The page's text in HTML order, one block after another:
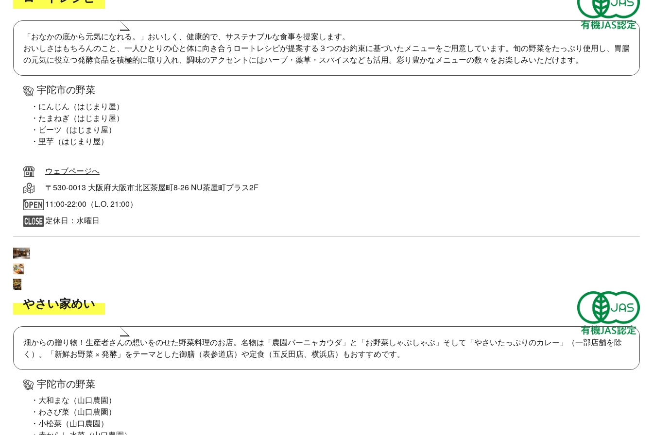
「おなかの底から元気になれる。」おいしく、健康的で、サステナブルな食事を提案します。
おいしさはもちろんのこと、一人ひとりの心と体に向き合うロートレシピが提案する３つのお約束に基づいたメニューをご用意しています。旬の野菜をたっぷり使用し、胃腸
の元気に役立つ発酵食品を積極的に取り入れ、調味のアクセントにはハーブ・薬草・スパイスなども活用。彩り豊かなメニューの数々をお楽しみいただけます。
宇陀市の野菜
・にんじん（はじまり屋）
・たまねぎ（はじまり屋）
・ビーツ（はじまり屋）
・里芋（はじまり屋）
ウェブページへ
〒530-0013 大阪府大阪市北区茶屋町8-26 NU茶屋町プラス2F
11:00-22:00（L.O. 21:00）
定休日：水曜日
やさい家めい
畑からの贈り物！生産者さんの想いをのせた野菜料理のお店。名物は「農園バーニャカウダ」と「お野菜しゃぶしゃぶ」そして「やさいたっぷりのカレー」（一部店舗を除
く）。「新鮮お野菜 × 発酵」をテーマとした御膳（表参道店）や定食（五反田店、横浜店）もおすすめです。
宇陀市の野菜
・大和まな（山口農園）
・わさび菜（山口農園）
・小松菜（山口農園）